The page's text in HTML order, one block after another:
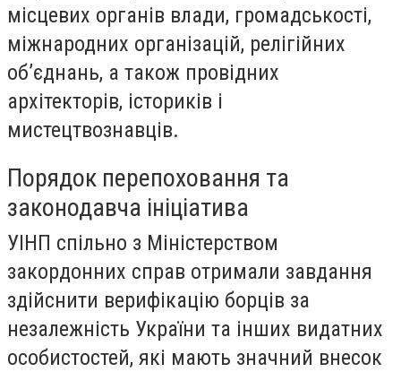
місцевих органів влади, громадськості,
міжнародних організацій, релігійних
об’єднань, а також провідних
архітекторів, істориків і
мистецтвознавців.
Порядок перепоховання та
законодавча ініціатива
УІНП спільно з Міністерством
закордонних справ отримали завдання
здійснити верифікацію борців за
незалежність України та інших видатних
особистостей, які мають значний внесок